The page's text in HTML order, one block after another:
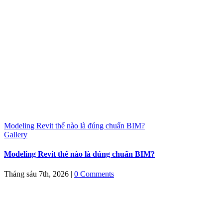
Modeling Revit thế nào là đúng chuẩn BIM?
Gallery
Modeling Revit thế nào là đúng chuẩn BIM?
Tháng sáu 7th, 2026 | 0 Comments